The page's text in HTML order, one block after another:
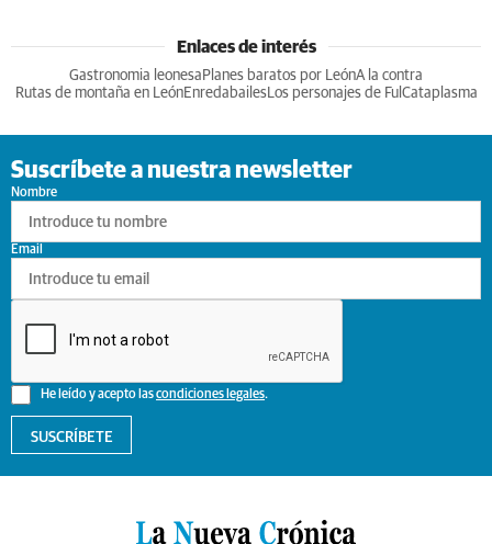
Enlaces de interés
Gastronomia leonesa Planes baratos por LeónA la contra
Rutas de montaña en LeónEnredabailesLos personajes de Ful Cataplasma
Suscríbete a nuestra newsletter
Nombre
He leído y acepto lascondiciones legales.
Email
SUSCRÍBETE